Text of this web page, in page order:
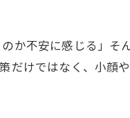
か不安に感じる」そ
だけではなく、小顔